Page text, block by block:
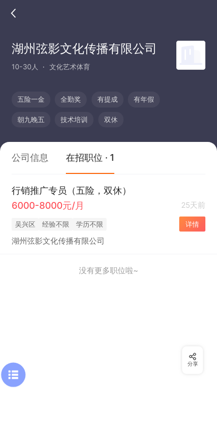
湖州弦影文化传播有限公司
10-30人 文化艺术体育
五险一金 全勤奖 有提成 有年假
朝九晚五 技术培训 双休
公司信息 在招职位 · 1
行销推广专员（五险，双休）
6000-8000元/月
25天前
吴兴区 经验不限 学历不限 详情
湖州弦影文化传播有限公司
没有更多职位啦~
分享